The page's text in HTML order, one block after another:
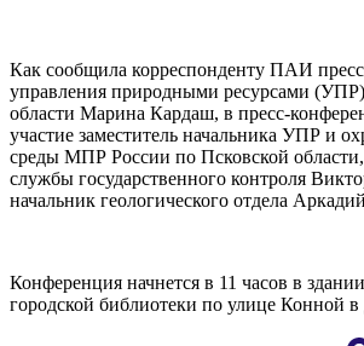
Как сообщила корреспонденту ПАИ
управления природными ресурсами
области Марина Кардаш, в пресс-
участие заместитель начальника УПР и
среды МПР России по Псковской области,
службы государственного контроля
начальник геологического отдела
Конференция начнется в 11 часов в
городской библиотеки по улице Конной